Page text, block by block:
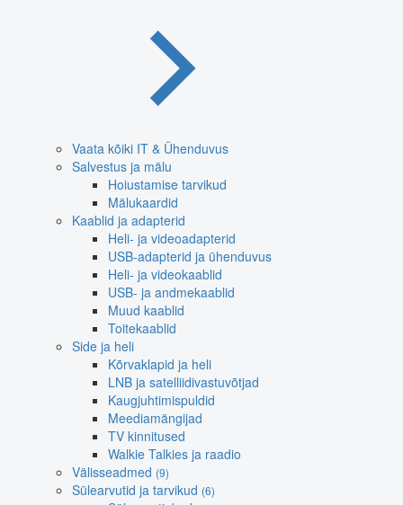
Vaata kõiki IT & Ühenduvus
Salvestus ja mälu
Hoiustamise tarvikud
Mälukaardid
Kaablid ja adapterid
Heli- ja videoadapterid
USB-adapterid ja ühenduvus
Heli- ja videokaablid
USB- ja andmekaablid
Muud kaablid
Toitekaablid
Side ja heli
Kõrvaklapid ja heli
LNB ja satelliidivastuvõtjad
Kaugjuhtimispuldid
Meediamängijad
TV kinnitused
Walkie Talkies ja raadio
Välisseadmed (9)
Sülearvutid ja tarvikud (6)